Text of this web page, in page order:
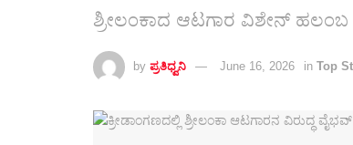
ಶ್ರೀಲಂಕಾದ ಆಟಗಾರ ವಿಶೇನ್
by ಪ್ರತಿಧ್ವನಿ June 16, 2026 in Top